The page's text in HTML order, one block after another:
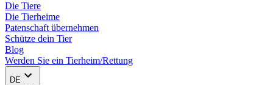
Die Tiere
Die Tierheime
Patenschaft übernehmen
Schütze dein Tier
Blog
Werden Sie ein Tierheim/Rettung
DE